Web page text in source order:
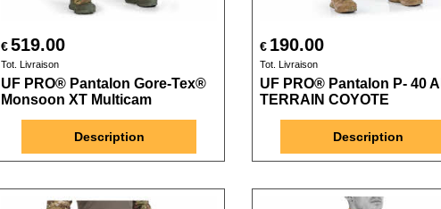
€519.00
Tot. Livraison
UF PRO® Pantalon Gore-Tex®
Monsoon XT Multicam
Description
€ 190.00
Tot. Livraison
UF PRO® Pantalon P- 40 All
TERRAIN COYOTE
Description